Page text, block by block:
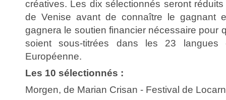
créatives. Les dix sélectionnés seront
de Venise avant de connaître le gagnant
gagnera le soutien financier nécessaire pour
soient sous-titrées dans les 23 langues
Européenne.
Les 10 sélectionnés :
Morgen, de Marian Crisan - Festival de